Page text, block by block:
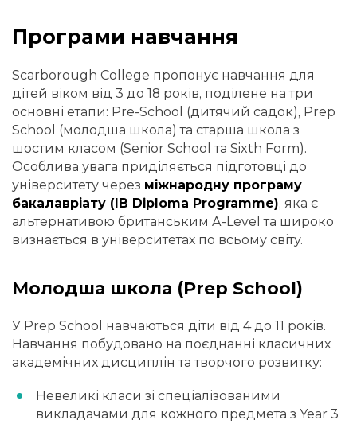
Програми навчання
Scarborough College пропонує навчання для
дітей віком від 3 до 18 років, поділене на три
основні етапи: Pre-School (дитячий садок), Prep
School (молодша школа) та старша школа з
шостим класом (Senior School та Sixth Form).
Особлива увага приділяється підготовці до
університету через міжнародну програму
бакалавріату (IB Diploma Programme), яка є
альтернативою британським A-Level та широко
визнається в університетах по всьому світу.
Молодша школа (Prep School)
У Prep School навчаються діти від 4 до 11 років.
Навчання побудовано на поєднанні класичних
академічних дисциплін та творчого розвитку:
Невеликі класи зі спеціалізованими
викладачами для кожного предмета з Year 3